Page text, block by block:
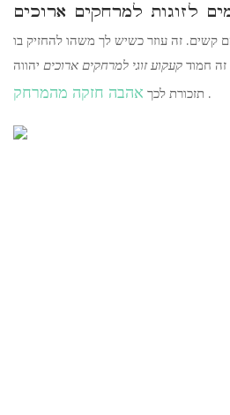
לזוגות למרחקים ארוכים
קשים. זה עוזר כשיש לך משהו להחזיק בו
חמוד קעקוע זוגי למרחקים ארוכים יהווה
תזכורת לכך אהבה חזקה מהמרחק .